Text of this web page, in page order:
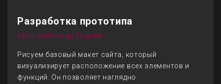
Разработка прототипа
Срок работы до 2х дней
Рисуем базовый макет сайта, который
визуализирует расположение всех элементов и
функций. Он позволяет наглядно